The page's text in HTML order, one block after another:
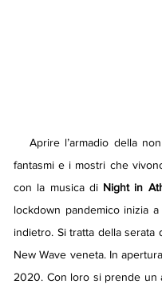
fantasmi e i mostri che
con la musica di Night in
lockdown pandemico inizia
indietro. Si tratta della
New Wave veneta. In
2020. Con loro si prende un